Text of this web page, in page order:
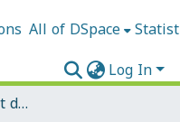
All of DSpace
Log In
Faculté des sciences et de la technologie